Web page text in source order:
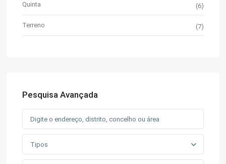
Quinta (6)
Terreno (7)
Pesquisa Avançada
Tipos